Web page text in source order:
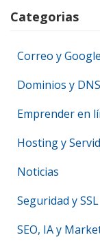
Categorias
Correo y
Dominios y DNS
Emprender en
Hosting y
Noticias
Seguridad y SSL
SEO, IA y